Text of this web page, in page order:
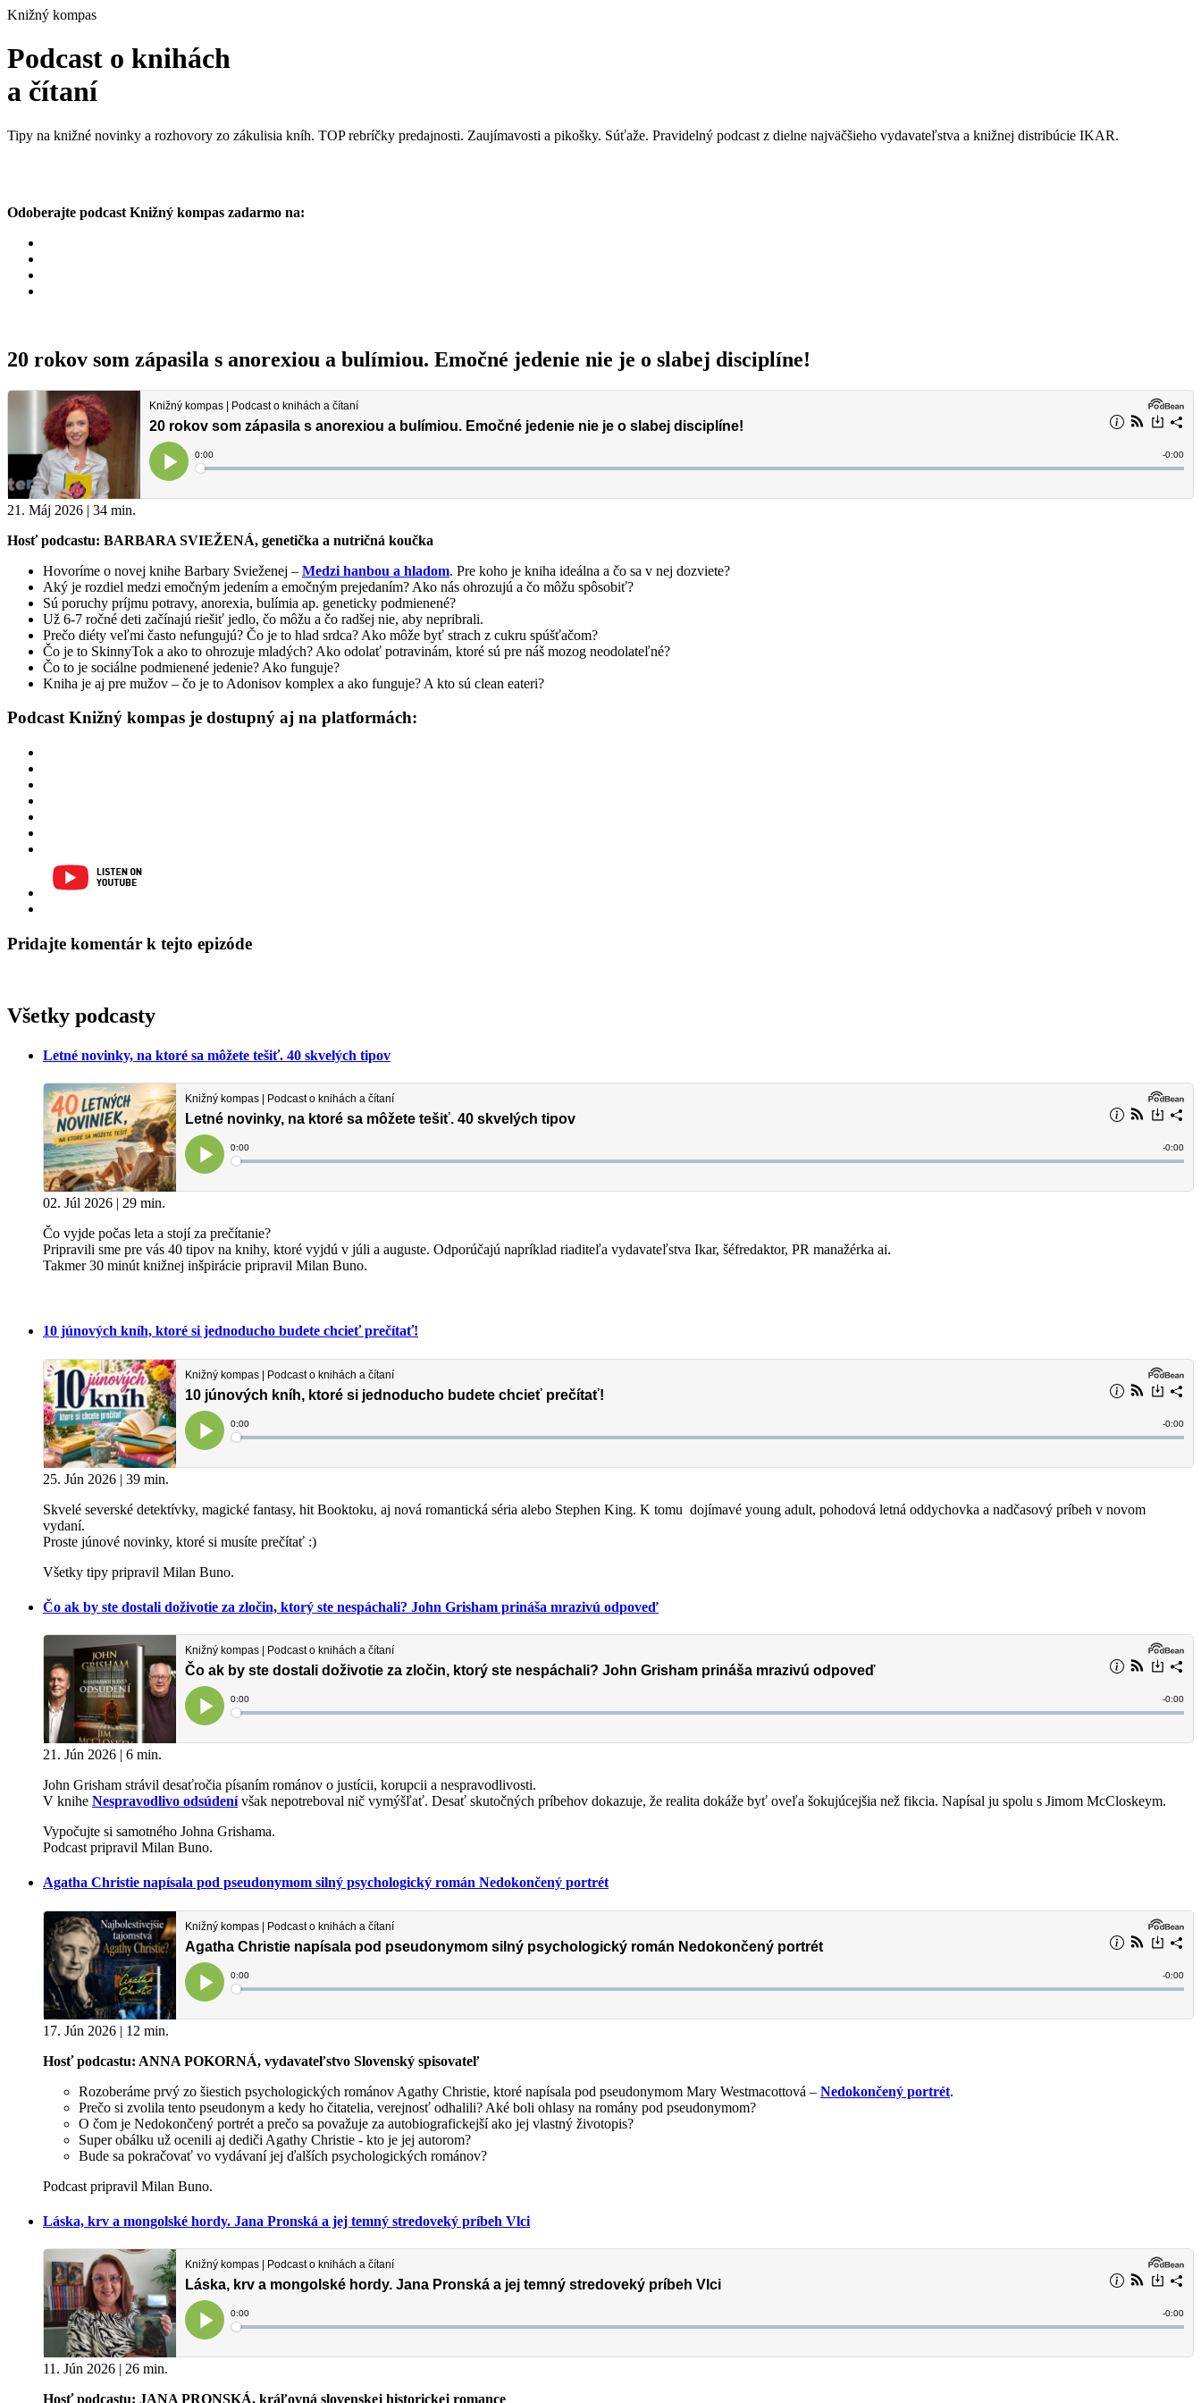
Knižný kompas
Podcast o knihách
a čítaní
Tipy na knižné novinky a rozhovory zo zákulisia kníh. TOP rebríčky predajnosti. Zaujímavosti a pikošky. Súťaže. Pravidelný podcast z dielne najväčšieho vydavateľstva a knižnej distribúcie IKAR.
Odoberajte podcast Knižný kompas zadarmo na:
20 rokov som zápasila s anorexiou a bulímiou. Emočné jedenie nie je o slabej disciplíne!
21. Máj 2026 | 34 min.
Hosť podcastu: BARBARA SVIEŽENÁ, genetička a nutričná koučka
Hovoríme o novej knihe Barbary Svieženej – Medzi hanbou a hladom. Pre koho je kniha ideálna a čo sa v nej dozviete?
Aký je rozdiel medzi emočným jedením a emočným prejedaním? Ako nás ohrozujú a čo môžu spôsobiť?
Sú poruchy príjmu potravy, anorexia, bulímia ap. geneticky podmienené?
Už 6-7 ročné deti začínajú riešiť jedlo, čo môžu a čo radšej nie, aby nepribrali.
Prečo diéty veľmi často nefungujú? Čo je to hlad srdca? Ako môže byť strach z cukru spúšťačom?
Čo je to SkinnyTok a ako to ohrozuje mladých? Ako odolať potravinám, ktoré sú pre náš mozog neodolateľné?
Čo to je sociálne podmienené jedenie? Ako funguje?
Kniha je aj pre mužov – čo je to Adonisov komplex a ako funguje? A kto sú clean eateri?
Podcast Knižný kompas je dostupný aj na platformách:
Pridajte komentár k tejto epizóde
Všetky podcasty
Letné novinky, na ktoré sa môžete tešiť. 40 skvelých tipov
02. Júl 2026 | 29 min.
Čo vyjde počas leta a stojí za prečítanie?
Pripravili sme pre vás 40 tipov na knihy, ktoré vyjdú v júli a auguste. Odporúčajú napríklad riaditeľa vydavateľstva Ikar, šéfredaktor, PR manažérka ai.
Takmer 30 minút knižnej inšpirácie pripravil Milan Buno.
10 júnových kníh, ktoré si jednoducho budete chcieť prečítať!
25. Jún 2026 | 39 min.
Skvelé severské detektívky, magické fantasy, hit Booktoku, aj nová romantická séria alebo Stephen King. K tomu dojímavé young adult, pohodová letná oddychovka a nadčasový príbeh v novom
vydaní.
Proste júnové novinky, ktoré si musíte prečítať :)
Všetky tipy pripravil Milan Buno.
Čo ak by ste dostali doživotie za zločin, ktorý ste nespáchali? John Grisham prináša mrazivú odpoveď
21. Jún 2026 | 6 min.
John Grisham strávil desaťročia písaním románov o justícii, korupcii a nespravodlivosti.
V knihe Nespravodlivo odsúdenívšak nepotreboval nič vymýšľať. Desať skutočných príbehov dokazuje, že realita dokáže byť oveľa šokujúcejšia než fikcia. Napísal ju spolu s Jimom McCloskeym.
Vypočujte si samotného Johna Grishama.
Podcast pripravil Milan Buno.
Agatha Christie napísala pod pseudonymom silný psychologický román Nedokončený portrét
17. Jún 2026 | 12 min.
Hosť podcastu: ANNA POKORNÁ, vydavateľstvo Slovenský spisovateľ
Rozoberáme prvý zo šiestich psychologických románov Agathy Christie, ktoré napísala pod pseudonymom Mary Westmacottová – Nedokončený portrét.
Prečo si zvolila tento pseudonym a kedy ho čitatelia, verejnosť odhalili? Aké boli ohlasy na romány pod pseudonymom?
O čom je Nedokončený portrét a prečo sa považuje za autobiografickejší ako jej vlastný životopis?
Super obálku už ocenili aj dediči Agathy Christie - kto je jej autorom?
Bude sa pokračovať vo vydávaní jej ďalších psychologických románov?
Podcast pripravil Milan Buno.
Láska, krv a mongolské hordy. Jana Pronská a jej temný stredoveký príbeh Vlci
11. Jún 2026 | 26 min.
Hosť podcastu: JANA PRONSKÁ, kráľovná slovenskej historickej romance